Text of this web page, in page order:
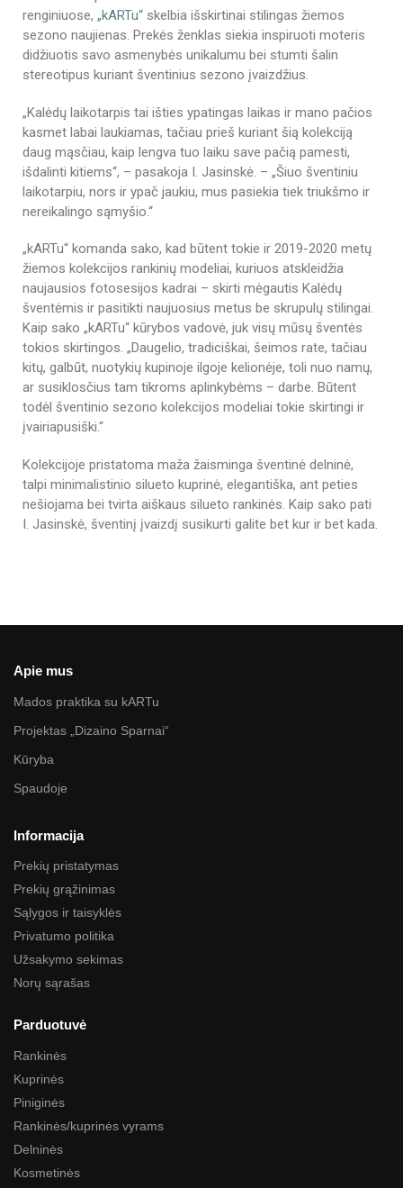
renginiuose, „kARTu“ skelbia išskirtinai stilingas žiemos
sezono naujienas. Prekės ženklas siekia inspiruoti moteris
didžiuotis savo asmenybės unikalumu bei stumti šalin
stereotipus kuriant šventinius sezono įvaizdžius.
„Kalėdų laikotarpis tai išties ypatingas laikas ir mano pačios
kasmet labai laukiamas, tačiau prieš kuriant šią kolekciją
daug mąsčiau, kaip lengva tuo laiku save pačią pamesti,
išdalinti kitiems“, – pasakoja I. Jasinskė. – „Šiuo šventiniu
laikotarpiu, nors ir ypač jaukiu, mus pasiekia tiek triukšmo ir
nereikalingo sąmyšio.“
„kARTu“ komanda sako, kad būtent tokie ir 2019-2020 metų
žiemos kolekcijos rankinių modeliai, kuriuos atskleidžia
naujausios fotosesijos kadrai – skirti mėgautis Kalėdų
šventėmis ir pasitikti naujuosius metus be skrupulų stilingai.
Kaip sako „kARTu“ kūrybos vadovė, juk visų mūsų šventės
tokios skirtingos. „Daugelio, tradiciškai, šeimos rate, tačiau
kitų, galbūt, nuotykių kupinoje ilgoje kelionėje, toli nuo namų,
ar susiklosčius tam tikroms aplinkybėms – darbe. Būtent
todėl šventinio sezono kolekcijos modeliai tokie skirtingi ir
įvairiapusiški.“
Kolekcijoje pristatoma maža žaisminga šventinė delninė,
talpi minimalistinio silueto kuprinė, elegantiška, ant peties
nešiojama bei tvirta aiškaus silueto rankinės. Kaip sako pati
I. Jasinskė, šventinį įvaizdį susikurti galite bet kur ir bet kada.
Apie mus
Mados praktika su kARTu
Projektas „Dizaino Sparnai“
Kūryba
Spaudoje
Informacija
Prekių pristatymas
Prekių grąžinimas
Sąlygos ir taisyklės
Privatumo politika
Užsakymo sekimas
Norų sąrašas
Parduotuvė
Rankinės
Kuprinės
Piniginės
Rankinės/kuprinės vyrams
Delninės
Kosmetinės